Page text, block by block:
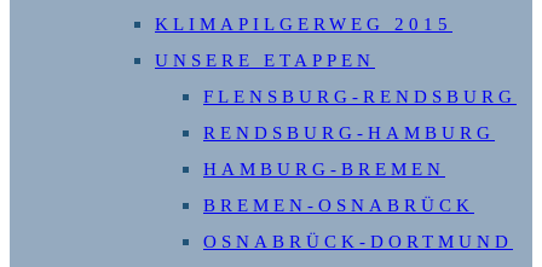
KLIMAPILGERWEG 2015
UNSERE ETAPPEN
FLENSBURG-RENDSBURG
RENDSBURG-HAMBURG
HAMBURG-BREMEN
BREMEN-OSNABRÜCK
OSNABRÜCK-DORTMUND